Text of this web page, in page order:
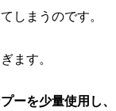
しまうのです。
ます。
ーを少量使用し、